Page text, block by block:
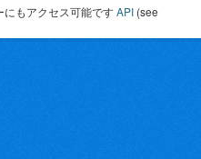
もアクセス可能ですAPI (see